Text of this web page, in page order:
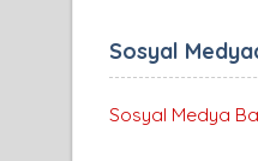
Sosyal
Sosyal Medya